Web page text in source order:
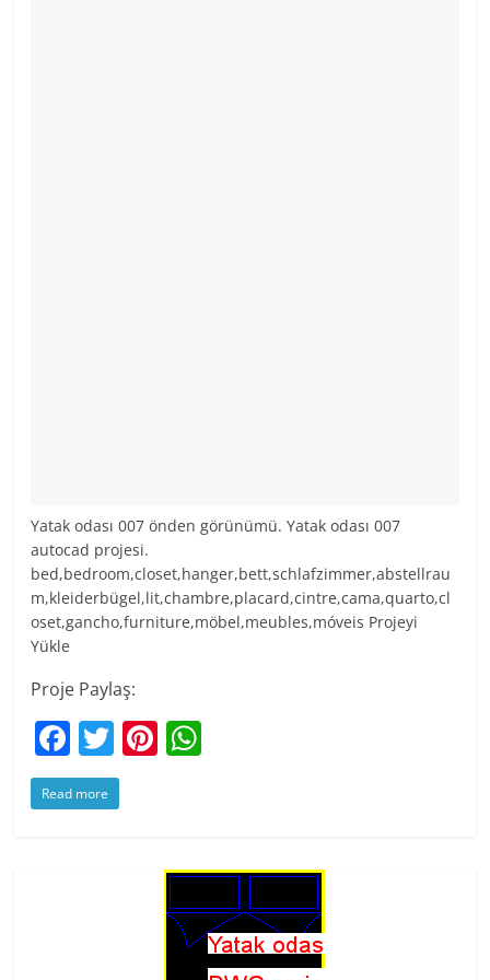
Yatak odası 007 önden görünümü. Yatak odası 007
autocad projesi.
bed,bedroom,closet,hanger,bett,schlafzimmer,abstellrau
m,kleiderbügel,lit,chambre,placard,cintre,cama,quarto,cl
oset,gancho,furniture,möbel,meubles,móveis Projeyi
Yükle
Proje Paylaş:
F
a
c
T
w
itt
Pi
st A
p
p
Read more